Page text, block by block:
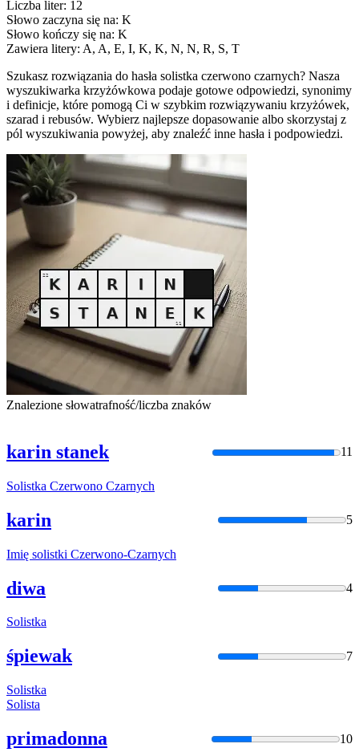
Liczba liter: 12
Słowo zaczyna się na: K
Słowo kończy się na: K
Zawiera litery: A, A, E, I, K, K, N, N, R, S, T
Szukasz rozwiązania do hasła solistka czerwono czarnych? Nasza
wyszukiwarka krzyżówkowa podaje gotowe odpowiedzi, synonimy
i definicje, które pomogą Ci w szybkim rozwiązywaniu krzyżówek,
szarad i rebusów. Wybierz najlepsze dopasowanie albo skorzystaj z
pól wyszukiwania powyżej, aby znaleźć inne hasła i podpowiedzi.
Znalezione słowatrafność/liczba znaków
karin stanek 11
Solistka Czerwono Czarnych
karin 5
Imię solistki Czerwono-Czarnych
diwa 4
Solistka
śpiewak 7
Solistka
Solista
primadonna 10